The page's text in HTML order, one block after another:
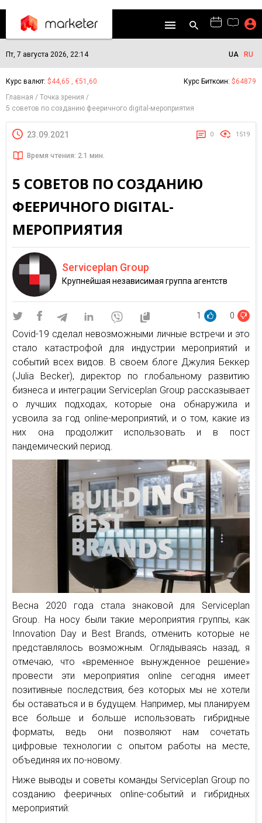
Пт, 7 августа 2026, 22:14 UA RU
Курс валют: $44,65 , €51,60 Курс Биткоин: $64879
Главная
Точка зрения
5 советов по созданию фееричного digital-мероприятия
23.09.2021 0 1519
Время чтения: 2.1 мин.
5 СОВЕТОВ ПО СОЗДАНИЮ
ФЕЕРИЧНОГО DIGITAL-
МЕРОПРИЯТИЯ
Serviceplan Group
Крупнейшая независимая группа агентств
1 0
Covid-19 сделал невозможными личные встречи и это
стало катастрофой для индустрии мероприятий и
событий всех видов. В своем блоге Джулия Беккер
(Julia Becker), директор по глобальному развитию
бизнеса и интеграции Serviceplan Group рассказывает
о лучших подходах, которые она обнаружила и
усвоила за год online-мероприятий, и о том, какие из
них она продолжит использовать и в пост
пандемический период.
Весна 2020 года стала знаковой для Serviceplan
Group. На носу были такие мероприятия группы, как
Innovation Day и Best Brands, отменить которые не
представлялось возможным. Оглядываясь назад, я
отмечаю, что «временное вынужденное решение»
провести эти мероприятия online сегодня имеет
позитивные последствия, без которых мы не хотели
бы оставаться и в будущем. Например, мы планируем
все больше и больше использовать гибридные
форматы, ведь они позволяют нам сочетать
цифровые технологии с опытом работы на месте,
объединяя их по-новому.
Ниже выводы и советы команды Serviceplan Group по
созданию фееричных online-событий и гибридных
мероприятий: